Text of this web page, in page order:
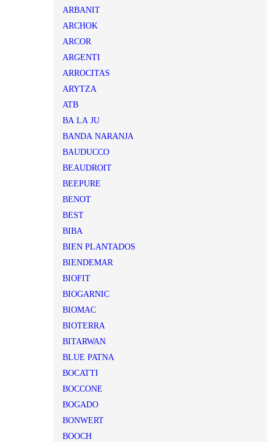
ARBANIT
ARCHOK
ARCOR
ARGENTI
ARROCITAS
ARYTZA
ATB
BA LA JU
BANDA NARANJA
BAUDUCCO
BEAUDROIT
BEEPURE
BENOT
BEST
BIBA
BIEN PLANTADOS
BIENDEMAR
BIOFIT
BIOGARNIC
BIOMAC
BIOTERRA
BITARWAN
BLUE PATNA
BOCATTI
BOCCONE
BOGADO
BONWERT
BOOCH